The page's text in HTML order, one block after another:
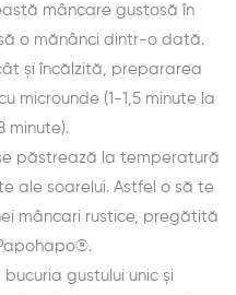
mâncare gustosă în
o mănânci dintr-o dată.
și încălzită, prepararea
microunde (1-1,5 minute la
minute).
păstrează la temperatură
ale soarelui. Astfel o să te
mâncari rustice, pregătită
gustului unic și